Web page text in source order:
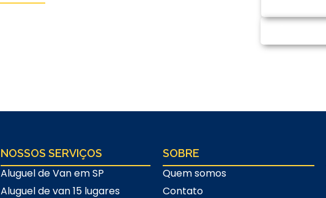
NOSSOS SERVIÇOS
Aluguel de Van em SP
Aluguel de van 15 lugares
SOBRE
Quem somos
Contato